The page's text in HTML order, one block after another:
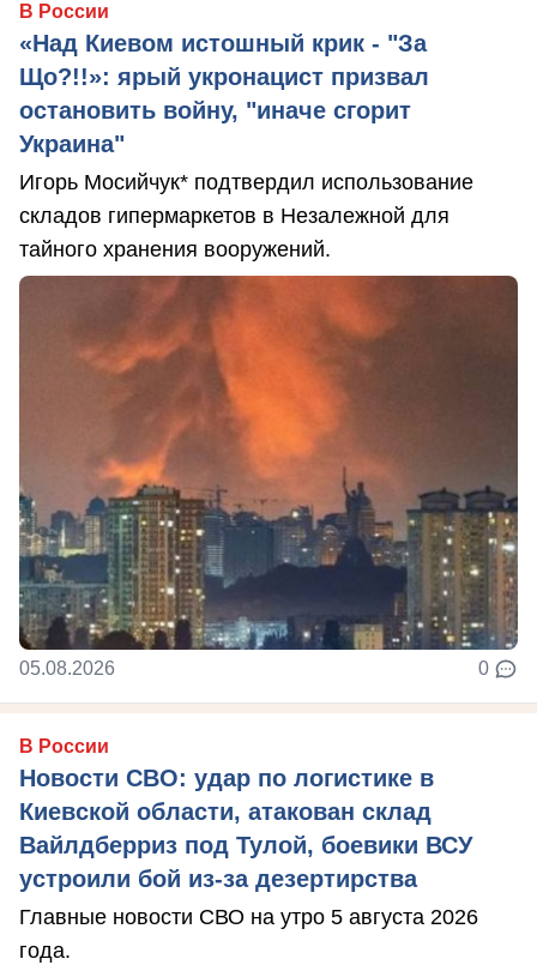
В России
«Над Киевом истошный крик - "За
Що?!!»: ярый укронацист призвал
остановить войну, "иначе сгорит
Украина"
Игорь Мосийчук* подтвердил использование
складов гипермаркетов в Незалежной для
тайного хранения вооружений.
05.08.2026 0
В России
Новости СВО: удар по логистике в
Киевской области, атакован склад
Вайлдберриз под Тулой, боевики ВСУ
устроили бой из-за дезертирства
Главные новости СВО на утро 5 августа 2026
года.